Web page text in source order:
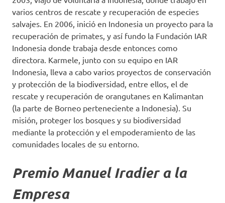
varios centros de rescate y recuperación de especies
salvajes. En 2006, inició en Indonesia un proyecto para la
recuperación de primates, y así fundo la Fundación IAR
Indonesia donde trabaja desde entonces como
directora. Karmele, junto con su equipo en IAR
Indonesia, lleva a cabo varios proyectos de conservación
y protección de la biodiversidad, entre ellos, el de
rescate y recuperación de orangutanes en Kalimantan
(la parte de Borneo perteneciente a Indonesia). Su
misión, proteger los bosques y su biodiversidad
mediante la protección y el empoderamiento de las
comunidades locales de su entorno.
Premio Manuel Iradier a la
Empresa